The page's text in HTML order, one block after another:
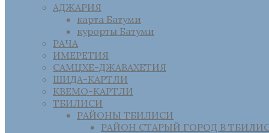
АДЖАРИЯ
карта Батуми
курорты Батуми
РАЧА
ИМЕРЕТИЯ
САМЦХЕ-ДЖАВАХЕТИЯ
ШИДА-КАРТЛИ
КВЕМО-КАРТЛИ
ТБИЛИСИ
РАЙОНЫ ТБИЛИСИ
РАЙОН СТАРЫЙ ГОРОД В